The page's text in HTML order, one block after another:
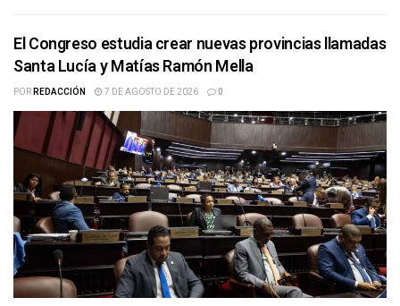
El Congreso estudia crear nuevas provincias llamadas
Santa Lucía y Matías Ramón Mella
PORREDACCIÓN 7 DE AGOSTO DE 2026 0